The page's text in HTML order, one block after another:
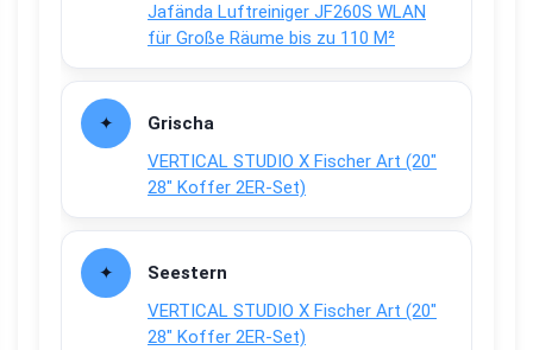
Jafända Luftreiniger JF260S WLAN
für Große Räume bis zu 110 M²
Grischa
VERTICAL STUDIO X Fischer Art (20″
28″ Koffer 2ER-Set)
Seestern
VERTICAL STUDIO X Fischer Art (20″
28″ Koffer 2ER-Set)